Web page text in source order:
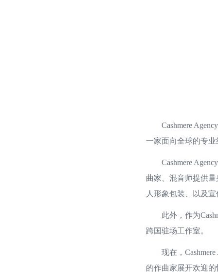
Cashmere Agency
一家面向全球的专
Cashmere
曲家、混音师提供
人形象包装、以及
此外，作为
跨国驻场工作室。
现在，Cashmere
的作曲家展开欢迎